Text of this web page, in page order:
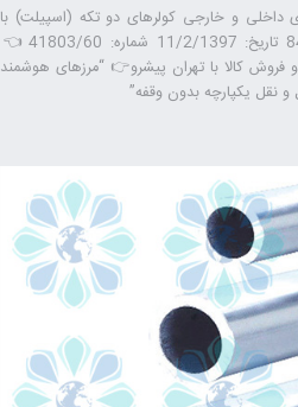
داخلی و خارجی کولرهای دو تکه (اسپیلت) با
ردیف تعرفه 84159010 تاریخ: 11/2/1397 شماره: 41803/60 👈
فروش کالا با تهران پیشرو👉 “مرزهای هوشمند
نقل یکپارچه بدون وقفه”